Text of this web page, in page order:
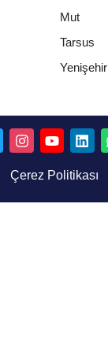
Mut
Tarsus
Yenişehir
Çerez Politikası